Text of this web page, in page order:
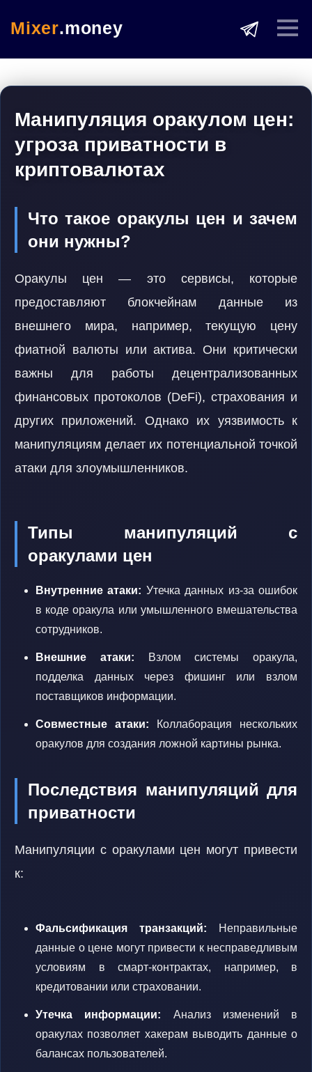
Mixer.money
Манипуляция оракулом цен:
угроза приватности в
криптовалютах
Что такое оракулы цен и зачем
они нужны?
Оракулы цен — это сервисы, которые
предоставляют блокчейнам данные из
внешнего мира, например, текущую цену
фиатной валюты или актива. Они критически
важны для работы децентрализованных
финансовых протоколов (DeFi), страхования и
других приложений. Однако их уязвимость к
манипуляциям делает их потенциальной точкой
атаки для злоумышленников.
Типы манипуляций с
оракулами цен
Внутренние атаки: Утечка данных из-за ошибок
в коде оракула или умышленного вмешательства
сотрудников.
Внешние атаки: Взлом системы оракула,
подделка данных через фишинг или взлом
поставщиков информации.
Совместные атаки: Коллаборация нескольких
оракулов для создания ложной картины рынка.
Последствия манипуляций для
приватности
Манипуляции с оракулами цен могут привести
к:
Фальсификация транзакций: Неправильные
данные о цене могут привести к несправедливым
условиям в смарт-контрактах, например, в
кредитовании или страховании.
Утечка информации: Анализ изменений в
оракулах позволяет хакерам выводить данные о
балансах пользователей.